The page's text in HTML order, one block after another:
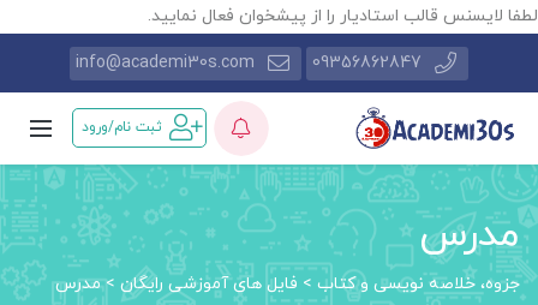
لطفا لایسنس قالب استادیار را از پیشخوان فعال نمایید.
09356862847
info@academi30s.com
ثبت نام/ورود
مدرس
جزوه، خلاصه نویسی و کتاب> فایل های آموزشی رایگان>مدرس